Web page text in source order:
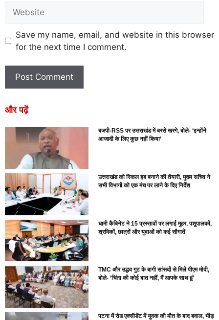
Save my name, email, and website in this browser
for the next time I comment.
और पढ़ें
बजपी-RSS पर उत्तराखंड में बरसे खरगे, बोले- ‘इन्होंने
आजादी के लिए कुछ नहीं किया’
उत्तराखंड को स्किल हब बनाने की तैयारी, मुख्य सचिव ने
सभी विभागों को एक मंच पर लाने के दिए निर्देश
धामी कैबिनेट ने 15 प्रस्तावों पर लगाई मुहर, पशुपालकों,
श्रमिकों, छात्रों और युवाओं को कई सौगातें
TMC और उद्धव गुट के बागी सांसदों से मिले पीएम मोदी,
बोले- ‘चिंता की कोई बात नहीं, मैं आपके साथ हूं’
पटना में रोड एक्सीडेंट में युवक की मौत के बाद बवाल, भीड़